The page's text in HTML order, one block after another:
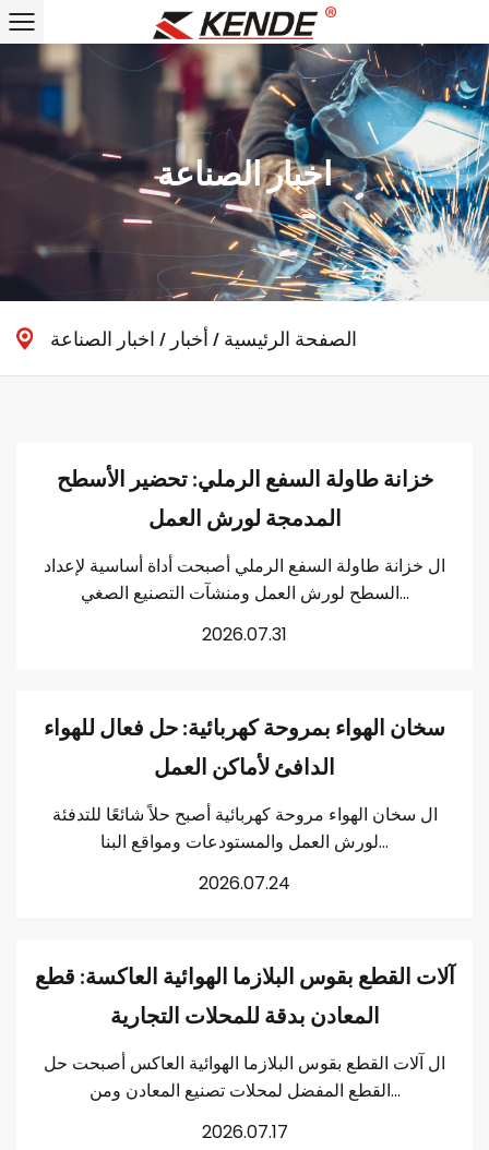
اخبار الصناعة
الصفحة الرئيسية / أخبار / اخبار الصناعة
خزانة طاولة السفع الرملي: تحضير الأسطح
المدمجة لورش العمل
ال خزانة طاولة السفع الرملي أصبحت أداة أساسية لإعداد
السطح لورش العمل ومنشآت التصنيع الصغي...
2026.07.31
سخان الهواء بمروحة كهربائية: حل فعال للهواء
الدافئ لأماكن العمل
ال سخان الهواء مروحة كهربائية أصبح حلاً شائعًا للتدفئة
لورش العمل والمستودعات ومواقع البنا...
2026.07.24
آلات القطع بقوس البلازما الهوائية العاكسة: قطع
المعادن بدقة للمحلات التجارية
ال آلات القطع بقوس البلازما الهوائية العاكس أصبحت حل
القطع المفضل لمحلات تصنيع المعادن ومن...
2026.07.17